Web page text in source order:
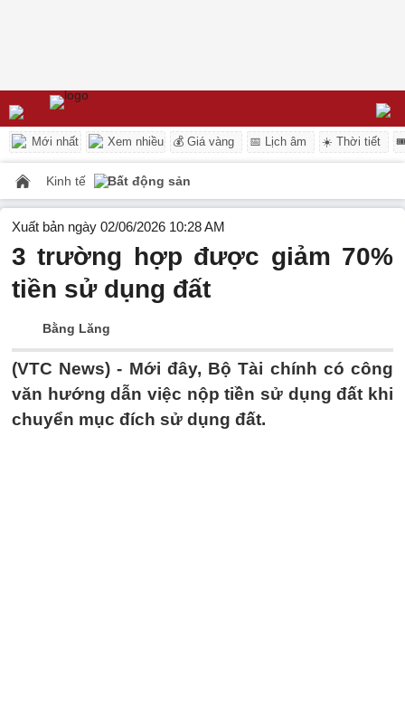
Mới nhất Xem nhiều 💰 Giá vàng 📅 Lịch âm ☀️ Thời tiết
Kinh tế Bất động sản
Xuất bản ngày 02/06/2026 10:28 AM
3 trường hợp được giảm 70%
tiền sử dụng đất
Bằng Lăng
(VTC News) - Mới đây, Bộ Tài chính có công
văn hướng dẫn việc nộp tiền sử dụng đất khi
chuyển mục đích sử dụng đất.